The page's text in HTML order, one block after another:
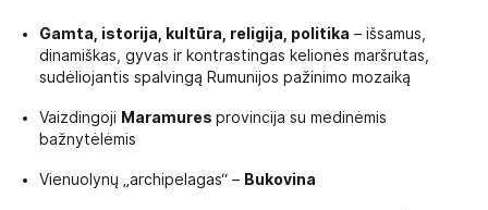
Gamta, istorija, kultūra, religija, politika – išsamus,
dinamiškas, gyvas ir kontrastingas kelionės maršrutas,
sudėliojantis spalvingą Rumunijos pažinimo mozaiką
Vaizdingoji Maramures provincija su medinėmis
bažnytėlėmis
Vienuolynų „archipelagas“ – Bukovina